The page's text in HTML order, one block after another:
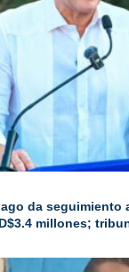
da seguimiento
millones;